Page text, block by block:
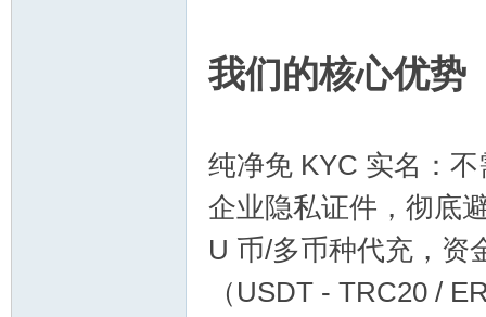
我们的核心优势
纯净免 KYC 实名：
企业隐私证件，彻底
U 币/多币种代充，资
（USDT - TRC20 /